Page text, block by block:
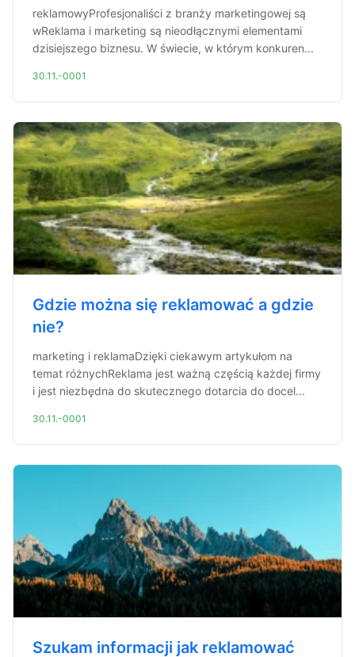
reklamowyProfesjonaliści z branży marketingowej są
wReklama i marketing są nieodłącznymi elementami
dzisiejszego biznesu. W świecie, w którym konkuren...
30.11.-0001
Gdzie można się reklamować a gdzie
nie?
marketing i reklamaDzięki ciekawym artykułom na
temat różnychReklama jest ważną częścią każdej firmy
i jest niezbędna do skutecznego dotarcia do docel...
30.11.-0001
Szukam informacji jak reklamować